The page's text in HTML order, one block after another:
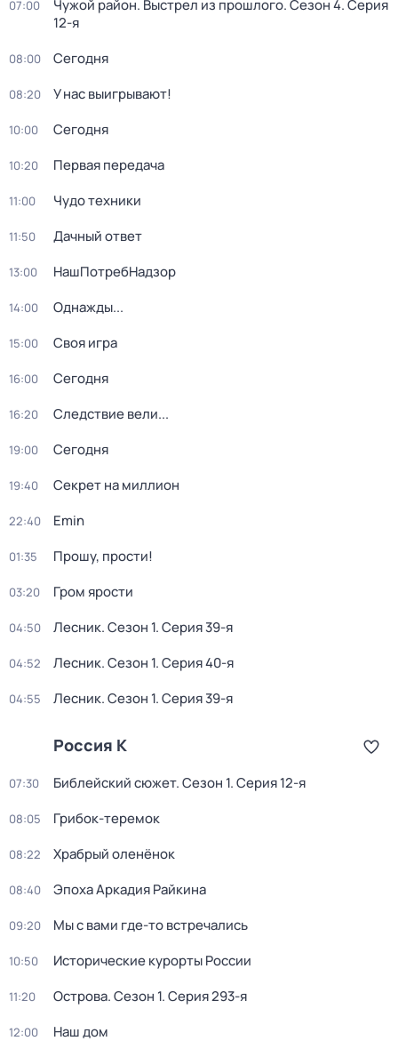
07:00 Чужой район. Выстрел из прошлого. Сезон 4. Серия
12-я
08:00 Сегодня
08:20 У нас выигрывают!
10:00 Сегодня
10:20 Первая передача
11:00 Чудо техники
11:50 Дачный ответ
13:00 НашПотребНадзор
14:00 Однажды...
15:00 Своя игра
16:00 Сегодня
16:20 Следствие вели...
19:00 Сегодня
19:40 Секрет на миллион
22:40 Emin
01:35 Прошу, прости!
03:20 Гром ярости
04:50 Лесник. Сезон 1. Серия 39-я
04:52 Лесник. Сезон 1. Серия 40-я
04:55 Лесник. Сезон 1. Серия 39-я
Россия К
07:30 Библейский сюжет. Сезон 1. Серия 12-я
08:05 Грибок-теремок
08:22 Храбрый оленёнок
08:40 Эпоха Аркадия Райкина
09:20 Мы с вами где-то встречались
10:50 Исторические курорты России
11:20 Острова. Сезон 1. Серия 293-я
12:00 Наш дом